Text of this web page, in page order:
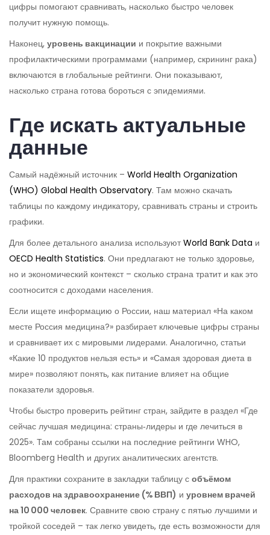
цифры помогают сравнивать, насколько быстро человек
получит нужную помощь.
Наконец, уровень вакцинации и покрытие важными
профилактическими программами (например, скрининг рака)
включаются в глобальные рейтинги. Они показывают,
насколько страна готова бороться с эпидемиями.
Где искать актуальные
данные
Самый надёжный источник – World Health Organization
(WHO) Global Health Observatory. Там можно скачать
таблицы по каждому индикатору, сравнивать страны и строить
графики.
Для более детального анализа используютWorld Bank Data и
OECD Health Statistics. Они предлагают не только здоровье,
но и экономический контекст – сколько страна тратит и как это
соотносится с доходами населения.
Если ищете информацию о России, наш материал «На каком
месте Россия медицина?» разбирает ключевые цифры страны
и сравнивает их с мировыми лидерами. Аналогично, статьи
«Какие 10 продуктов нельзя есть» и «Самая здоровая диета в
мире» позволяют понять, как питание влияет на общие
показатели здоровья.
Чтобы быстро проверить рейтинг стран, зайдите в раздел «Где
сейчас лучшая медицина: страны‑лидеры и где лечиться в
2025». Там собраны ссылки на последние рейтинги WHO,
Bloomberg Health и других аналитических агентств.
Для практики сохраните в закладки таблицу с объёмом
расходов на здравоохранение (% ВВП) и уровнем врачей
на 10 000 человек. Сравните свою страну с пятью лучшими и
тройкой соседей – так легко увидеть, где есть возможности для